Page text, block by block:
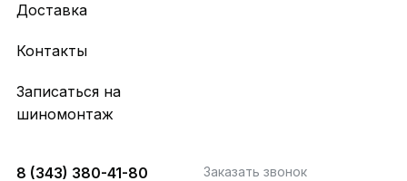
Доставка
Контакты
Записаться на
шиномонтаж
8 (343) 380-41-80 Заказать звонок